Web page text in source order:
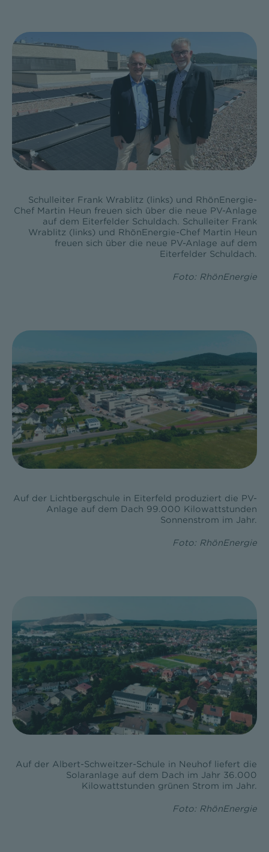
Schulleiter Frank Wrablitz (links) und RhönEnergie-
Chef Martin Heun freuen sich über die neue PV-Anlage
auf dem Eiterfelder Schuldach. Schulleiter Frank
Wrablitz (links) und RhönEnergie-Chef Martin Heun
freuen sich über die neue PV-Anlage auf dem
Eiterfelder Schuldach.
Foto: RhönEnergie
Auf der Lichtbergschule in Eiterfeld produziert die PV-
Anlage auf dem Dach 99.000 Kilowattstunden
Sonnenstrom im Jahr.
Foto: RhönEnergie
Auf der Albert-Schweitzer-Schule in Neuhof liefert die
Solaranlage auf dem Dach im Jahr 36.000
Kilowattstunden grünen Strom im Jahr.
Foto: RhönEnergie